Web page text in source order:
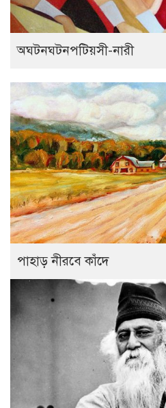
অঘটনঘটনপটিয়সী-নারী
পাহাড় নীরবে কাঁদে